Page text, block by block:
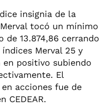
insignia de la
tocó un mínimo
de 13.874,86 cerrando
Merval 25 y
positivo subiendo
El
acciones fue de
CEDEAR.